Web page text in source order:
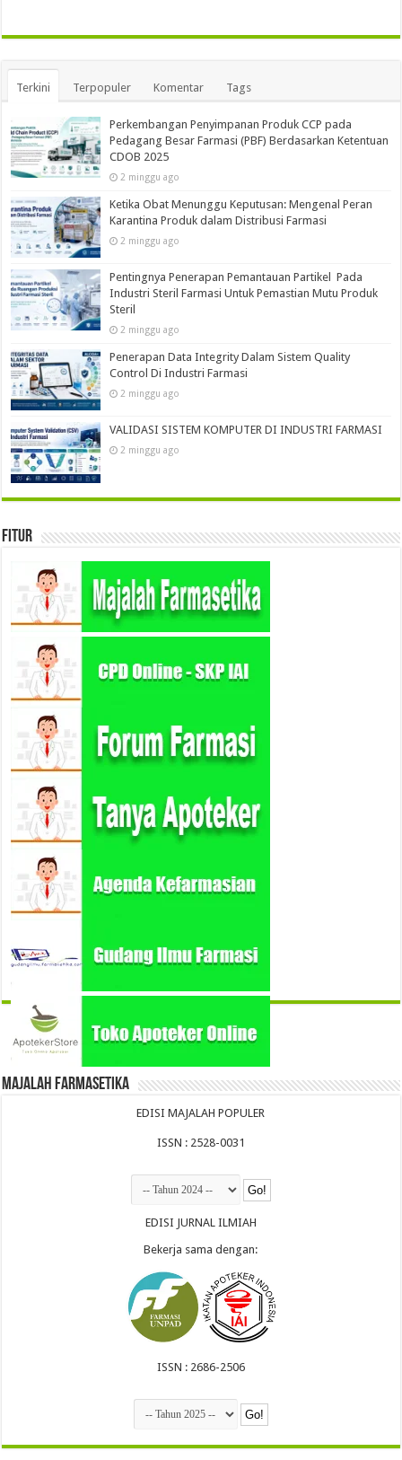
Terkini Terpopuler Komentar Tags
Perkembangan Penyimpanan Produk CCP pada
Pedagang Besar Farmasi (PBF) Berdasarkan Ketentuan
CDOB 2025
2 minggu ago
Ketika Obat Menunggu Keputusan: Mengenal Peran
Karantina Produk dalam Distribusi Farmasi
2 minggu ago
Pentingnya Penerapan Pemantauan Partikel Pada
Industri Steril Farmasi Untuk Pemastian Mutu Produk
Steril
2 minggu ago
Penerapan Data Integrity Dalam Sistem Quality
Control Di Industri Farmasi
2 minggu ago
VALIDASI SISTEM KOMPUTER DI INDUSTRI FARMASI
2 minggu ago
Fitur
Majalah Farmasetika
EDISI MAJALAH POPULER
ISSN : 2528-0031
EDISI JURNAL ILMIAH
Bekerja sama dengan:
ISSN : 2686-2506